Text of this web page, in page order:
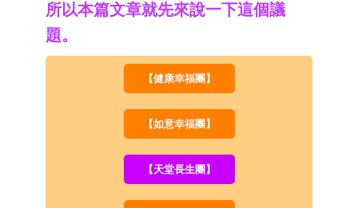
所以本篇文章就先來說一下這個議
題。
【健康幸福團】
【如意幸福團】
【天堂長生團】